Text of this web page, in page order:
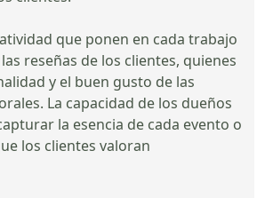
que ponen en cada trabajo
reseñas de los clientes, quienes
y el buen gusto de las
La capacidad de los dueños
la esencia de cada evento o
los clientes valoran